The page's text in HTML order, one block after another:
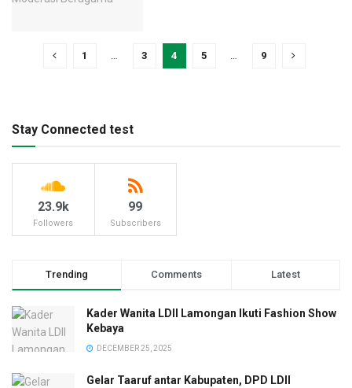
1 … 3 4 5 … 9
Stay Connected test
23.9k
Followers
99
Subscribers
Trending Comments Latest
Kader Wanita LDII Lamongan Ikuti Fashion Show
Kebaya
DECEMBER 25, 2025
Gelar Taaruf antar Kabupaten, DPD LDII